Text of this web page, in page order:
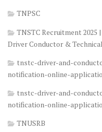
TNPSC
TNSTC Recruitment 2025
Driver Conductor &
tnstc-driver-and-
notification-online-
tnstc-driver-and-
notification-online-
TNUSRB